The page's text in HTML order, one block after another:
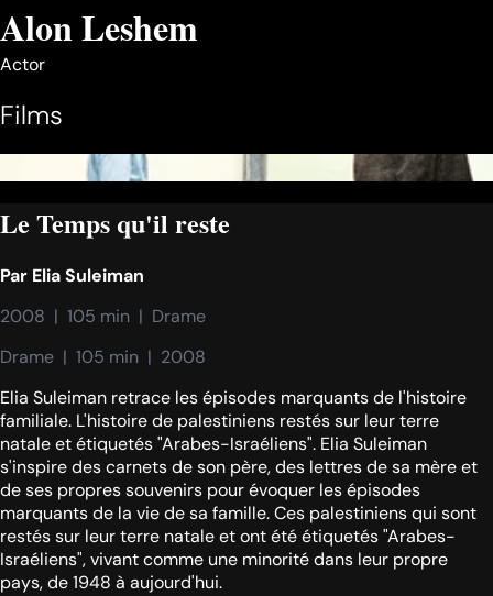
Alon Leshem
Actor
Films
Le Temps qu'il reste
Par Elia Suleiman
2008  |  105 min  |  Drame
Drame  |  105 min  |  2008
Elia Suleiman retrace les épisodes marquants de l'histoire
familiale. L'histoire de palestiniens restés sur leur terre
natale et étiquetés "Arabes-Israéliens". Elia Suleiman
s'inspire des carnets de son père, des lettres de sa mère et
de ses propres souvenirs pour évoquer les épisodes
marquants de la vie de sa famille. Ces palestiniens qui sont
restés sur leur terre natale et ont été étiquetés "Arabes-
Israéliens", vivant comme une minorité dans leur propre
pays, de 1948 à aujourd'hui.